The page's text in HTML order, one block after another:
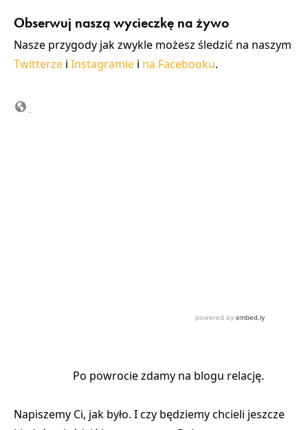
Obserwuj naszą wycieczkę na żywo
Nasze przygody jak zwykle możesz śledzić na naszym
Twitterze i Instagramie i na Facebooku.
Po powrocie zdamy na blogu relację.
Napiszemy Ci, jak było. I czy będziemy chcieli jeszcze